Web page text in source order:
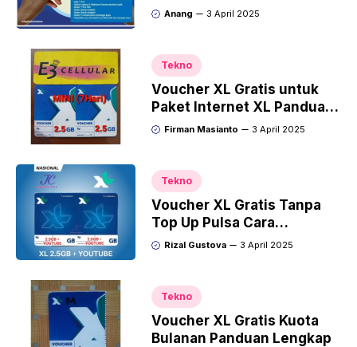
Anang 3 April 2025
Tekno
Voucher XL Gratis untuk
Paket Internet XL Panduan
Lengkap
Firman Masianto 3 April 2025
Tekno
Voucher XL Gratis Tanpa
Top Up Pulsa Cara
Mendapatkan dan
Rizal Gustova 3 April 2025
Tekno
Voucher XL Gratis Kuota
Bulanan Panduan Lengkap